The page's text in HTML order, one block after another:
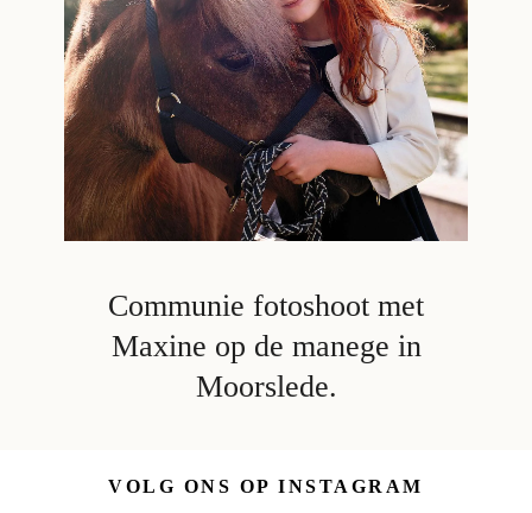
Communie fotoshoot met
Maxine op de manege in
Moorslede.
VOLG ONS OP INSTAGRAM